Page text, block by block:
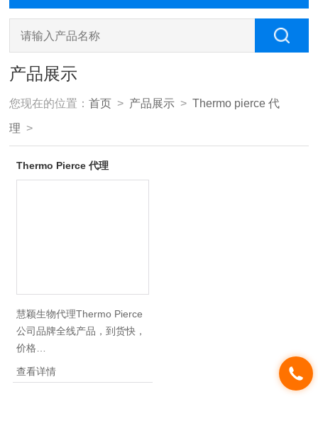
产品展示
您现在的位置：首页 > 产品展示 >Thermo pierce 代
理 >
Thermo Pierce 代理
慧颖生物代理Thermo Pierce
公司品牌全线产品，到货快，
价格
优！:www.piercenet.com。慧
颖生物作为Thermo Pierce 代
查看详情